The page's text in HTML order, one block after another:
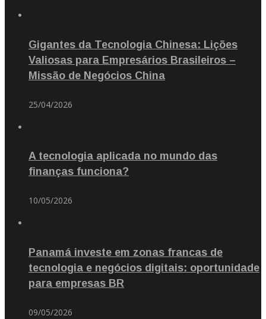
Gigantes da Tecnologia Chinesa: Lições
Valiosas para Empresários Brasileiros –
Missão de Negócios China
25/04/2026
A tecnologia aplicada no mundo das
finanças funciona?
10/05/2026
Panamá investe em zonas francas de
tecnologia e negócios digitais: oportunidade
para empresas BR
09/05/2026